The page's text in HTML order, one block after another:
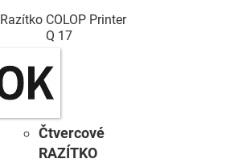
Razítko COLOP Printer
Q 17
Čtvercové
RAZÍTKO